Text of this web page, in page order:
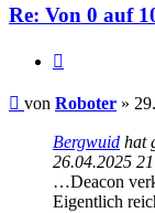
Re: Von 0 auf
Beitrag
von Roboter »
Bergwuid hat
26.04.2025
…Deacon
Eigentlich